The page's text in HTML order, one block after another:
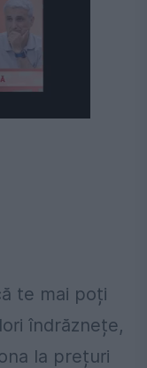
te mai poți
îndrăznețe,
la prețuri